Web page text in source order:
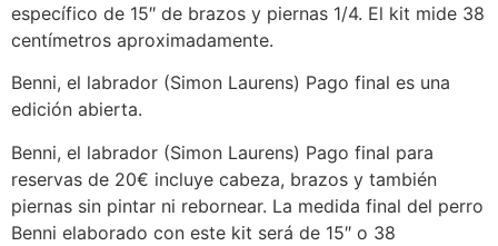
específico de 15″ de brazos y piernas 1/4. El kit mide 38
centímetros aproximadamente.
Benni, el labrador (Simon Laurens) Pago final es una
edición abierta.
Benni, el labrador (Simon Laurens) Pago final para
reservas de 20€ incluye cabeza, brazos y también
piernas sin pintar ni rebornear. La medida final del perro
Benni elaborado con este kit será de 15″ o 38